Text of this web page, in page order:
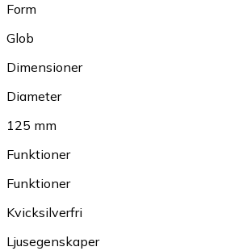
Form
Glob
Dimensioner
Diameter
125 mm
Funktioner
Funktioner
Kvicksilverfri
Ljusegenskaper